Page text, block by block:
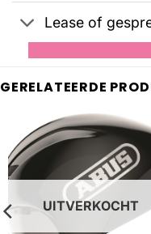
Lease of
GERELATEERDE
UITVERKOCHT